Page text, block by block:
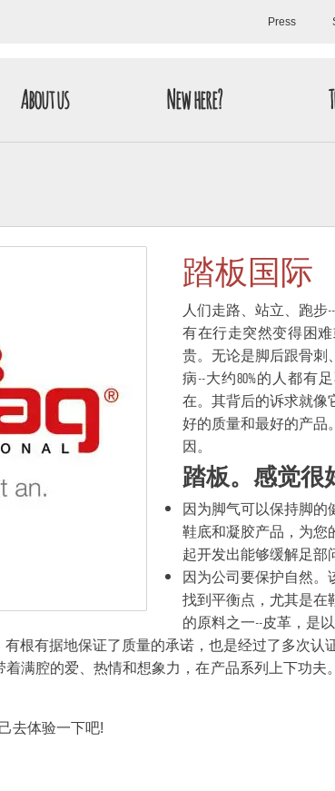
Press
About us New here?
踏板国际
人们走路、站立、跑步
有在行走突然变得困
贵。无论是脚后跟骨刺
病--大约80%的人都有
在。其背后的诉求就像
好的质量和最好的产品
因。
踏板。感觉很
因为脚气可以保持脚
鞋底和凝胶产品，为您
起开发出能够缓解足部
因为公司要保护自然
找到平衡点，尤其是在
的原料之一--皮革，是
根有据地保证了质量的承诺，也是经过了多次认
满腔的爱、热情和想象力，在产品系列上下功
去体验一下吧!